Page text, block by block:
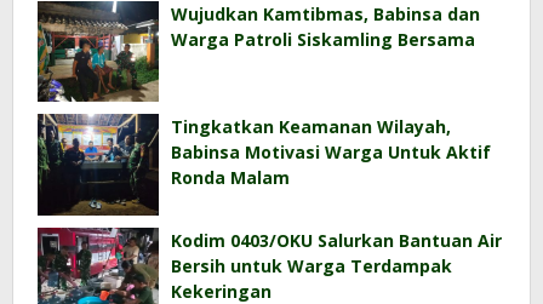
Wujudkan Kamtibmas, Babinsa dan
Warga Patroli Siskamling Bersama
Tingkatkan Keamanan Wilayah,
Babinsa Motivasi Warga Untuk Aktif
Ronda Malam
Kodim 0403/OKU Salurkan Bantuan Air
Bersih untuk Warga Terdampak
Kekeringan